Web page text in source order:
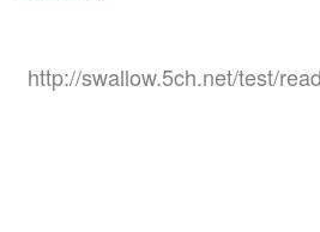
http://swallow.5ch.net/test/